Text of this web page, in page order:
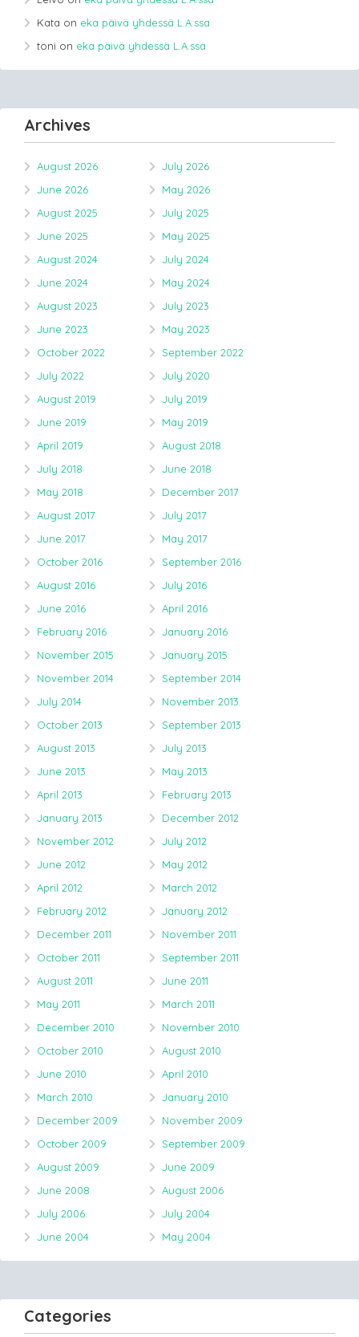
Kata on eka päivä yhdessä L.A.ssa
toni on eka päivä yhdessä L.A.ssa
Archives
August 2026
July 2026
June 2026
May 2026
August 2025
July 2025
June 2025
May 2025
August 2024
July 2024
June 2024
May 2024
August 2023
July 2023
June 2023
May 2023
October 2022
September 2022
July 2022
July 2020
August 2019
July 2019
June 2019
May 2019
April 2019
August 2018
July 2018
June 2018
May 2018
December 2017
August 2017
July 2017
June 2017
May 2017
October 2016
September 2016
August 2016
July 2016
June 2016
April 2016
February 2016
January 2016
November 2015
January 2015
November 2014
September 2014
July 2014
November 2013
October 2013
September 2013
August 2013
July 2013
June 2013
May 2013
April 2013
February 2013
January 2013
December 2012
November 2012
July 2012
June 2012
May 2012
April 2012
March 2012
February 2012
January 2012
December 2011
November 2011
October 2011
September 2011
August 2011
June 2011
May 2011
March 2011
December 2010
November 2010
October 2010
August 2010
June 2010
April 2010
March 2010
January 2010
December 2009
November 2009
October 2009
September 2009
August 2009
June 2009
June 2008
August 2006
July 2006
July 2004
June 2004
May 2004
Categories